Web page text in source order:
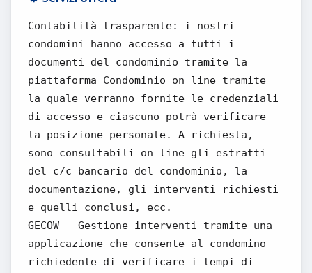
Contabilità trasparente: i nostri
condomini hanno accesso a tutti i
documenti del condominio tramite la
piattaforma Condominio on line tramite
la quale verranno fornite le credenziali
di accesso e ciascuno potrà verificare
la posizione personale. A richiesta,
sono consultabili on line gli estratti
del c/c bancario del condominio, la
documentazione, gli interventi richiesti
e quelli conclusi, ecc.
GECOW - Gestione interventi tramite una
applicazione che consente al condomino
richiedente di verificare i tempi di